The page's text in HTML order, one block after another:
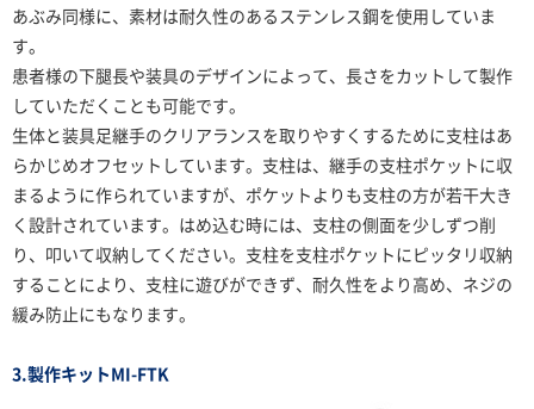
あぶみ同様に、素材は耐久性のあるステンレス鋼を使用していま
す。
患者様の下腿長や装具のデザインによって、長さをカットして製作
していただくことも可能です。
生体と装具足継手のクリアランスを取りやすくするために支柱はあ
らかじめオフセットしています。支柱は、継手の支柱ポケットに収
まるように作られていますが、ポケットよりも支柱の方が若干大き
く設計されています。はめ込む時には、支柱の側面を少しずつ削
り、叩いて収納してください。支柱を支柱ポケットにピッタリ収納
することにより、支柱に遊びができず、耐久性をより高め、ネジの
緩み防止にもなります。
3.製作キットMI-FTK